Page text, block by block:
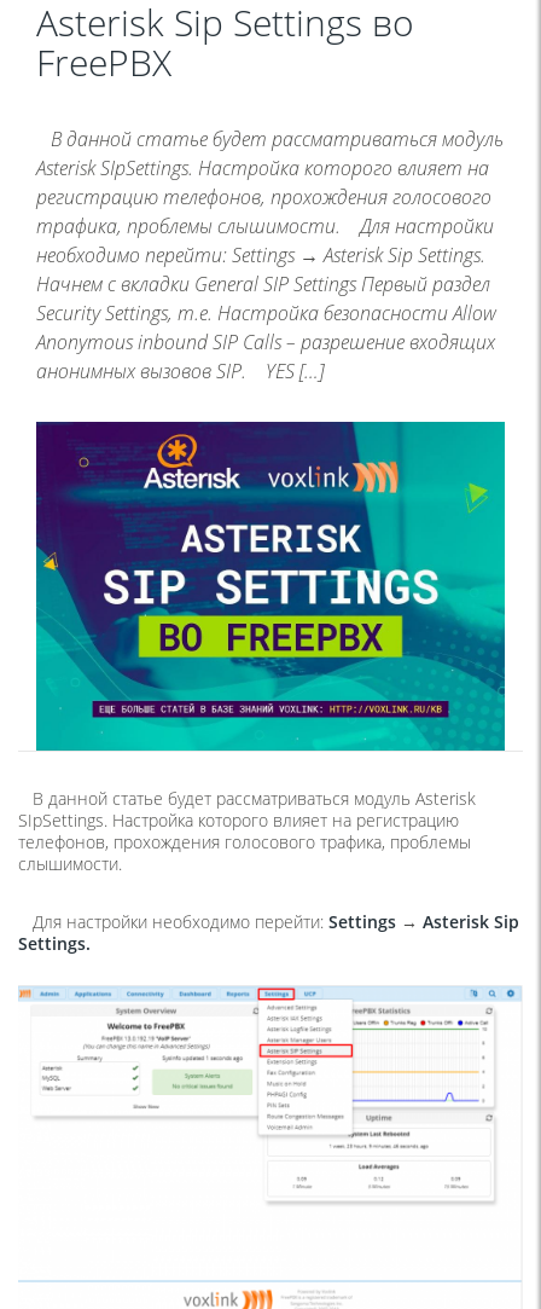
Asterisk Sip Settings во
FreePBX
В данной статье будет рассматриваться модуль
Asterisk SIpSettings. Настройка которого влияет на
регистрацию телефонов, прохождения голосового
трафика, проблемы слышимости. Для настройки
необходимо перейти: Settings → Asterisk Sip Settings.
Начнем с вкладки General SIP Settings Первый раздел
Security Settings, т.е. Настройка безопасности Allow
Anonymous inbound SIP Calls – разрешение входящих
анонимных вызовов SIP. YES […]
В данной статье будет рассматриваться модуль Asterisk
SIpSettings. Настройка которого влияет на регистрацию
телефонов, прохождения голосового трафика, проблемы
слышимости.
Для настройки необходимо перейти: Settings → Asterisk Sip
Settings.